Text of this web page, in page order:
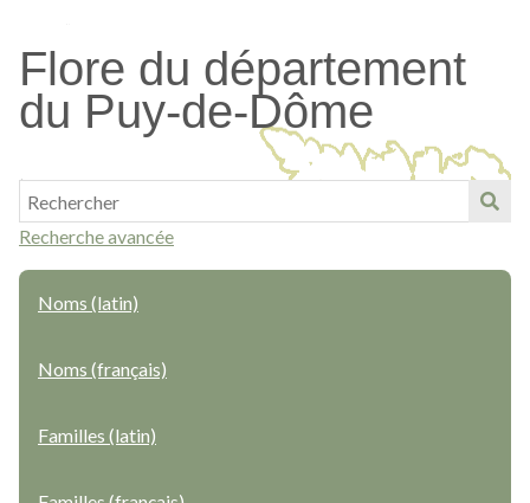
contenu
principal
Flore du département
du Puy-de-Dôme
Recherche avancée
Noms (latin)
Noms (français)
Familles (latin)